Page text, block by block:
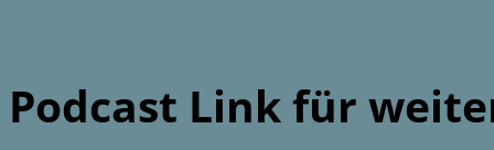
Podcast Link für